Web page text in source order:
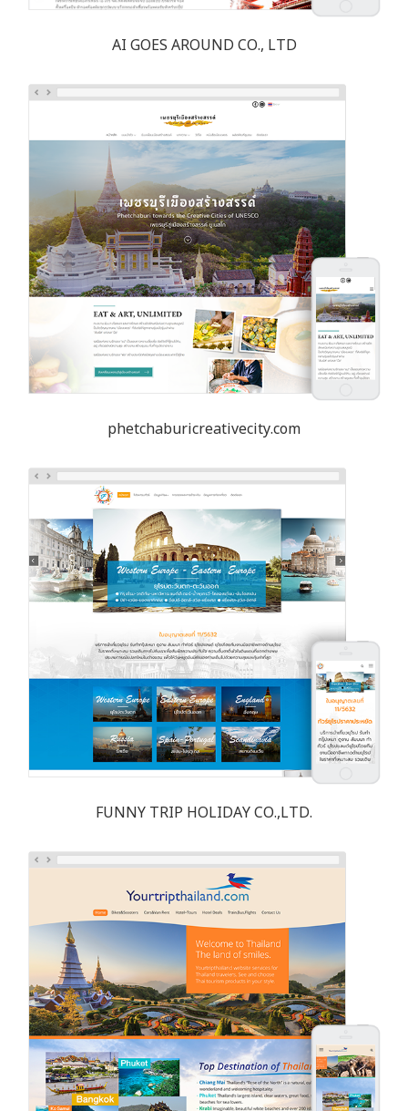
AI GOES AROUND CO., LTD
phetchaburicreativecity.com
FUNNY TRIP HOLIDAY CO.,LTD.